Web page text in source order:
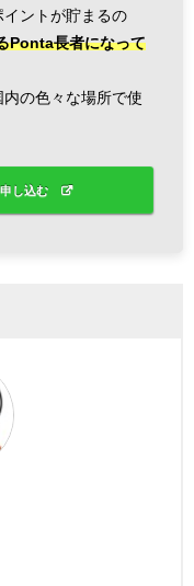
ントが貯まるの
Ponta長者になって
の色々な場所で使
し込む